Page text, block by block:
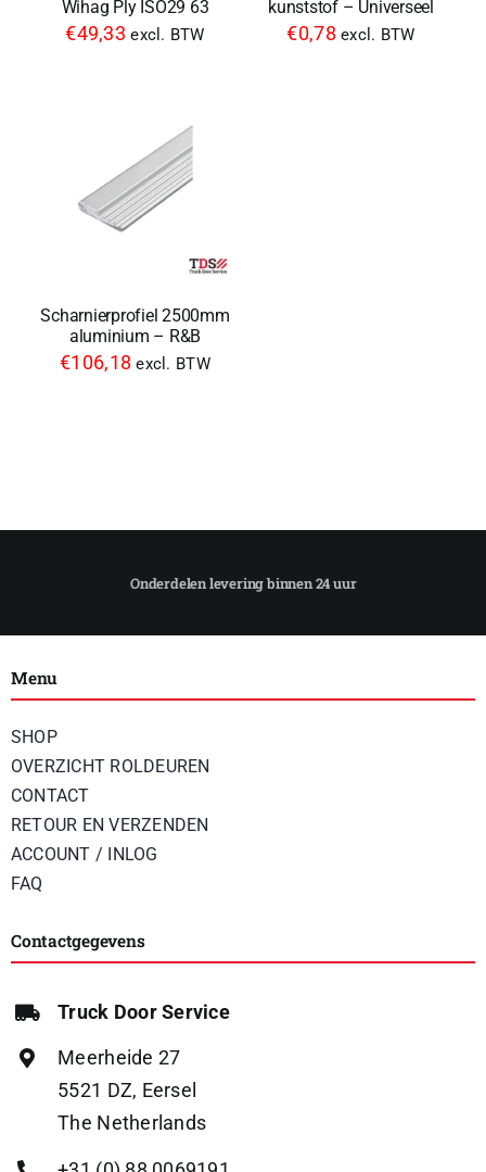
Wihag Ply ISO29 63
€49,33 excl. BTW
kunststof – Universeel
€0,78 excl. BTW
Scharnierprofiel 2500mm
aluminium – R&B
€106,18 excl. BTW
Menu
SHOP
OVERZICHT ROLDEUREN
CONTACT
RETOUR EN VERZENDEN
ACCOUNT / INLOG
FAQ
Contactgegevens
Truck Door Service
Meerheide 27
5521 DZ, Eersel
The Netherlands